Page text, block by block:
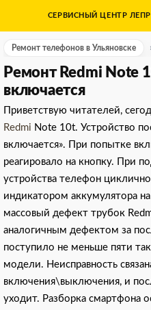
content
СЕРВИСНЫЙ ЦЕНТР
Ремонт телефонов в Ульяновске
Ремонт Redmi Note
включается
Приветствую читателей,
Redmi Note 10t. Устройство
включается». При попытке
реагировало на кнопку. При
устройства телефон
индикатором аккумулятора
массовый дефект трубок
аналогичным дефектом за
поступило не меньше пяти
модели. Неисправность
включения\выключения, и
уходит. Разборка смартфона